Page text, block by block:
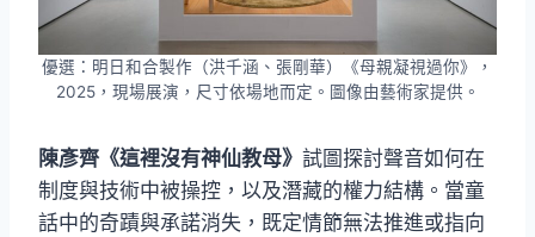
優選：明日和合製作（洪千涵、張剛華）《母親凝視過你》，
2025，現場展演，尺寸依場地而定。圖像由藝術家提供。
陳彥齊《這裡沒有神仙教母》 試圖探討聲音如何在
制度與技術中被操控，以及潛藏的權力結構。當童
話中的奇蹟與承諾消失，既定情節無法推進或指向